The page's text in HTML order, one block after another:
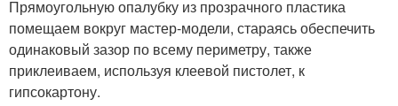
Прямоугольную опалубку из прозрачного пластика
помещаем вокруг мастер-модели, стараясь обеспечить
одинаковый зазор по всему периметру, также
приклеиваем, используя клеевой пистолет, к
гипсокартону.